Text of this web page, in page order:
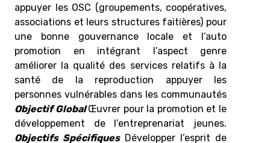
appuyer les OSC (groupements, coopératives,
associations et leurs structures faitières) pour
une bonne gouvernance locale et l’auto
promotion en intégrant l’aspect genre
améliorer la qualité des services relatifs à la
santé de la reproduction appuyer les
personnes vulnérables dans les communautés
Objectif GlobalŒuvrer pour la promotion et le
développement de l’entreprenariat jeunes.
Objectifs Spécifiques Développer l’esprit de